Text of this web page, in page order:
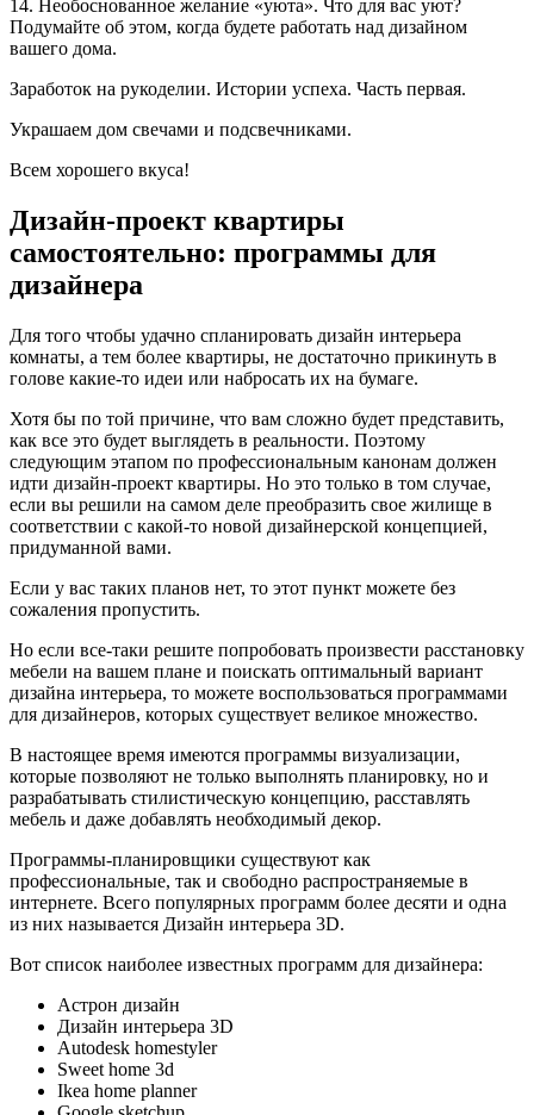
14. Необоснованное желание «уюта». Что для вас уют?
Подумайте об этом, когда будете работать над дизайном
вашего дома.
Заработок на рукоделии. Истории успеха. Часть первая.
Украшаем дом свечами и подсвечниками.
Всем хорошего вкуса!
Дизайн-проект квартиры
самостоятельно: программы для
дизайнера
Для того чтобы удачно спланировать дизайн интерьера
комнаты, а тем более квартиры, не достаточно прикинуть в
голове какие-то идеи или набросать их на бумаге.
Хотя бы по той причине, что вам сложно будет представить,
как все это будет выглядеть в реальности. Поэтому
следующим этапом по профессиональным канонам должен
идти дизайн-проект квартиры. Но это только в том случае,
если вы решили на самом деле преобразить свое жилище в
соответствии с какой-то новой дизайнерской концепцией,
придуманной вами.
Если у вас таких планов нет, то этот пункт можете без
сожаления пропустить.
Но если все-таки решите попробовать произвести расстановку
мебели на вашем плане и поискать оптимальный вариант
дизайна интерьера, то можете воспользоваться программами
для дизайнеров, которых существует великое множество.
В настоящее время имеются программы визуализации,
которые позволяют не только выполнять планировку, но и
разрабатывать стилистическую концепцию, расставлять
мебель и даже добавлять необходимый декор.
Программы-планировщики существуют как
профессиональные, так и свободно распространяемые в
интернете. Всего популярных программ более десяти и одна
из них называется Дизайн интерьера 3D.
Вот список наиболее известных программ для дизайнера:
Астрон дизайн
Дизайн интерьера 3D
Autodesk homestyler
Sweet home 3d
Ikea home planner